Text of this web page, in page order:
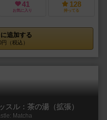
41
お気に入り
128
持ってる
追加する
（税込）
スル：茶の湯（拡張）
Matcha